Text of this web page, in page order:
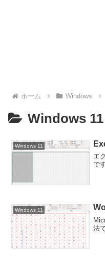
ホーム Windows
Windows 11
Windows 11
エ
で
Windows 11
法